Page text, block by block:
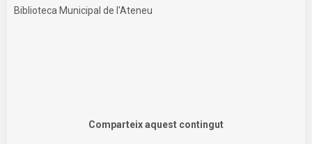
Biblioteca Municipal de l'Ateneu
Comparteix aquest contingut